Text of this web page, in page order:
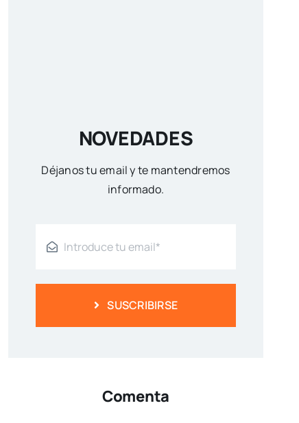
NOVEDADES
Déjanos tu email y te mantendremos
informado.
SUSCRIBIRSE
Comenta